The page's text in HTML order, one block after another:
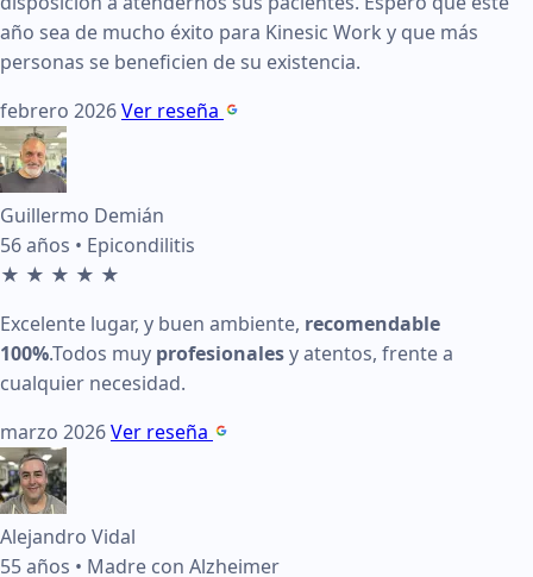
Ver en Google: Enlace a reseña de Guillermo Demián
Reseña de Alejandro Vidal en KinesicWork
Edad:55 años
Condición tratada:
Calificación:5 de 5 estrellas
Fecha:octubre 2025
Testimonio: Este equipo de kinesiólogos
Ver en Google:Enlace a reseña de Alejandro Vidal
Reseña de Gloria Parada en KinesicWork
Edad:
79 años
año sea de mucho éxito para Kinesic Work y que más
personas se beneficien de su existencia.
febrero 2026Ver reseña
Guillermo Demián
56 años • Epicondilitis
★ ★ ★ ★ ★
Excelente lugar, y buen ambiente, recomendable
100%.Todos muy profesionalesy atentos, frente a
cualquier necesidad.
marzo 2026Ver reseña
Alejandro Vidal
55 años • Madre con Alzheimer